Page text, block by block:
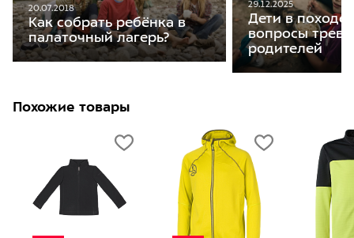
20.07.2018
Как собрать ребёнка в
палаточный лагерь?
29.12.2025
Дети в походе:
вопросы
родителей
Похожие товары